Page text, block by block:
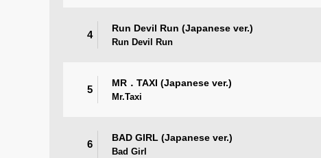
4
Run Devil Run (Japanese ver.)
Run Devil Run
5
MR．TAXI (Japanese ver.)
Mr.Taxi
6
BAD GIRL (Japanese ver.)
Bad Girl